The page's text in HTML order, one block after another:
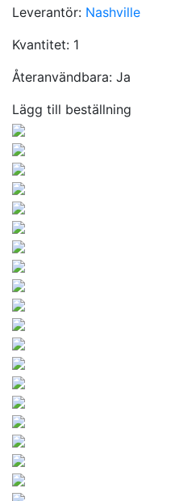
Leverantör: Nashville
Kvantitet: 1
Återanvändbara: Ja
Lägg till beställning